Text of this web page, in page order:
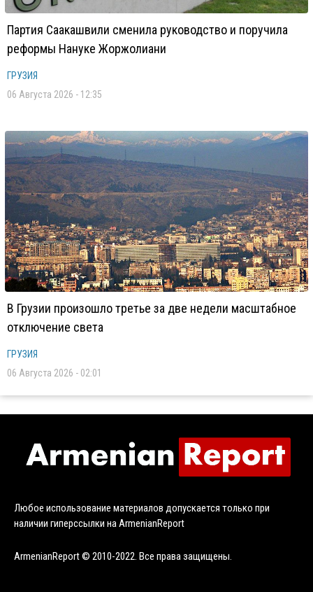
Партия Саакашвили сменила руководство и поручила
реформы Нануке Жоржолиани
ГРУЗИЯ
06 Августа 2026 - 12:35
В Грузии произошло третье за две недели масштабное
отключение света
ГРУЗИЯ
06 Августа 2026 - 02:01
Любое использование материалов допускается только при
наличии гиперссылки на ArmenianReport
ArmenianReport © 2010-2022. Все права защищены.